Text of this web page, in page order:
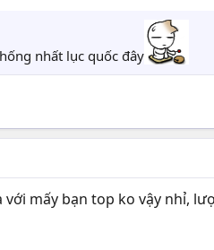
nhất lục quốc đây
mấy bạn top ko vậy nhỉ,